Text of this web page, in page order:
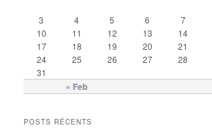
« Feb
3
4 5 6 7
10
11 12 13 14
17
18 19 20 21
24
25 26 27 28
31
POSTS RÉCENTS